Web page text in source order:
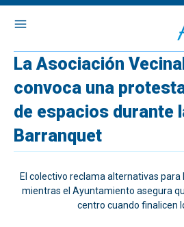
La Asociación
convoca una
de espacios durante
Barranquet
El colectivo reclama alternativas
mientras el Ayuntamiento asegura
centro cuando finalicen